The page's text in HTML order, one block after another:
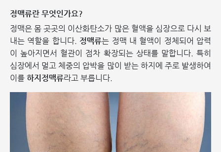
정맥류란 무엇인가요?
정맥은 몸 곳곳의 이산화탄소가 많은 혈액을 심장으로 다시 보
내는 역할을 합니다. 정맥류는 정맥 내 혈액이 정체되어 압력
이 높아지면서 혈관이 점차 확장되는 상태를 말합니다. 특히
심장에서 멀고 체중의 압박을 많이 받는 하지에 주로 발생하여
이를 하지정맥류라고 부릅니다.